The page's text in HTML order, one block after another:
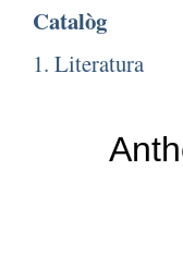
Catalòg
1. Literatura